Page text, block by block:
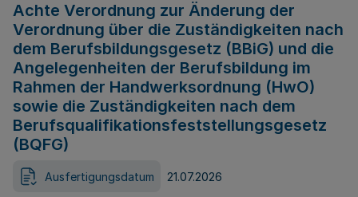
Achte Verordnung zur Änderung der
Verordnung über die Zuständigkeiten nach
dem Berufsbildungsgesetz (BBiG) und die
Angelegenheiten der Berufsbildung im
Rahmen der Handwerksordnung (HwO)
sowie die Zuständigkeiten nach dem
Berufsqualifikationsfeststellungsgesetz
(BQFG)
Ausfertigungsdatum 21.07.2026